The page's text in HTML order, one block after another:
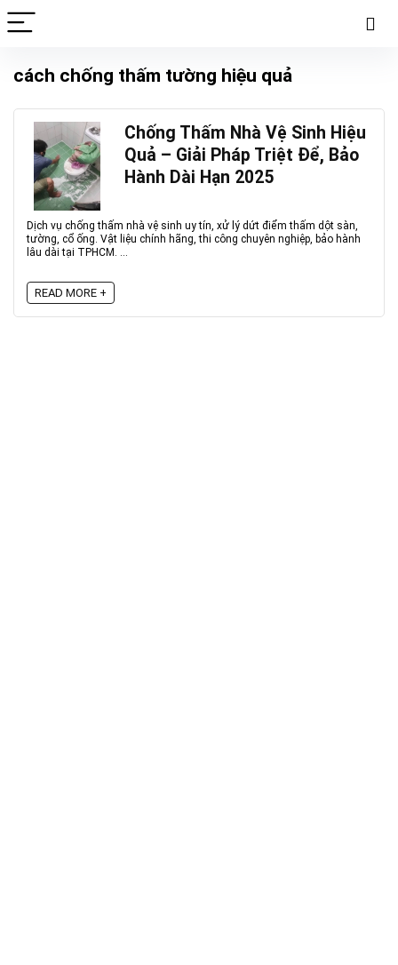
cách chống thấm tường hiệu quả
Chống Thấm Nhà Vệ Sinh Hiệu
Quả – Giải Pháp Triệt Để, Bảo
Hành Dài Hạn 2025
Dịch vụ chống thấm nhà vệ sinh uy tín, xử lý dứt điểm thấm dột sàn,
tường, cổ ống. Vật liệu chính hãng, thi công chuyên nghiệp, bảo hành
lâu dài tại TPHCM. ...
READ MORE +